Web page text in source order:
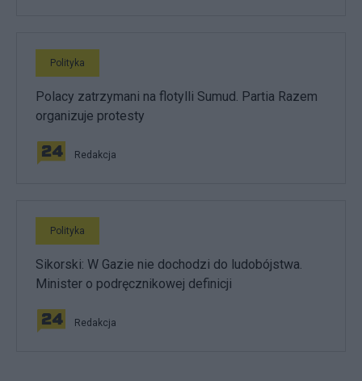
Polityka
Polacy zatrzymani na flotylli Sumud. Partia Razem
organizuje protesty
Redakcja
Polityka
Sikorski: W Gazie nie dochodzi do ludobójstwa.
Minister o podręcznikowej definicji
Redakcja